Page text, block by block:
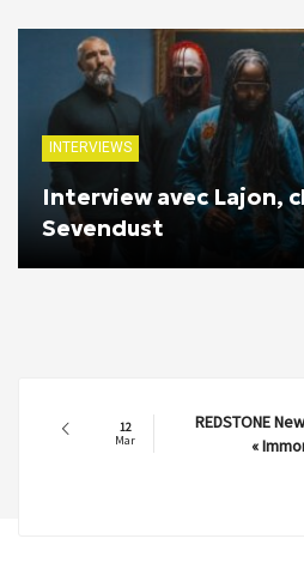
INTERVIEWS
Interview avec Lajon,
Sevendust
12
Mar
REDSTONE
«